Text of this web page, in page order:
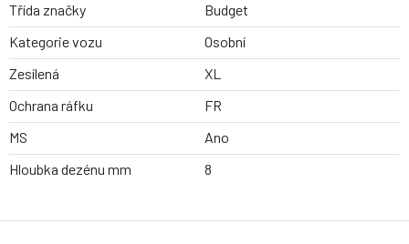
Třída značky
Budget
Kategorie vozu
Osobní
Zesílená
XL
Ochrana ráfku
FR
MS
Ano
Hloubka dezénu mm
8